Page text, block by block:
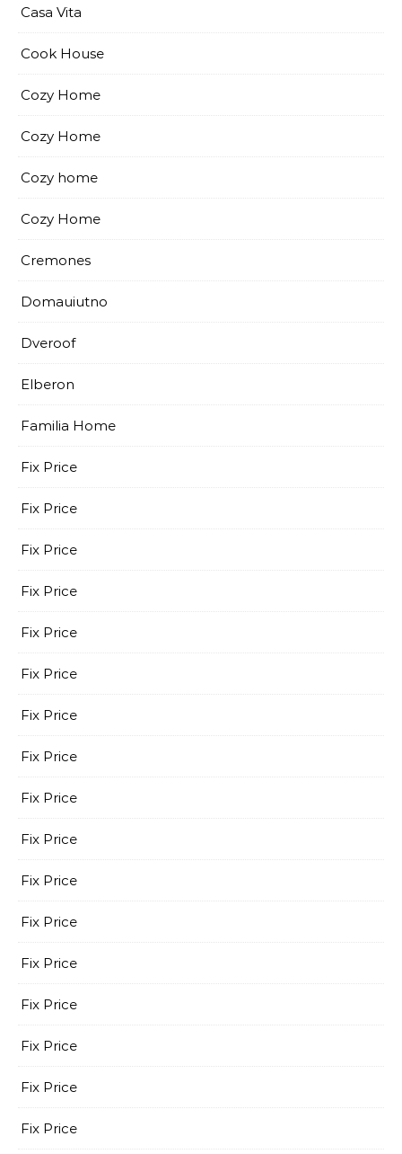
Casa Vita
Cook House
Cozy Home
Cozy Home
Cozy home
Cozy Home
Cremones
Domauiutno
Dveroof
Elberon
Familia Home
Fix Price
Fix Price
Fix Price
Fix Price
Fix Price
Fix Price
Fix Price
Fix Price
Fix Price
Fix Price
Fix Price
Fix Price
Fix Price
Fix Price
Fix Price
Fix Price
Fix Price